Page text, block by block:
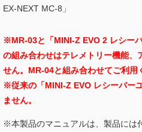
EX-NEXT MC-8」
※MR-03と「MINI-Z EVO 2 レシー
の組み合わせはテレメトリー機能、
せん。MR-04と組み合わせてご利用
※従来の「MINI-Z EVO レシーバー
ません。
※本製品のマニュアルは、製品には